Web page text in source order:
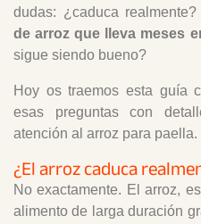
10. ¿Y qué pasa con los
11. Javier Baixauli
dudas: ¿caduca realmente?
de arroz que lleva meses
sigue siendo bueno?
Hoy os traemos esta guía
esas preguntas con
atención al arroz para paella.
¿El arroz caduca
No exactamente. El arroz,
alimento de larga duración